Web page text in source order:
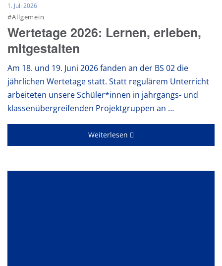
1. Juli 2026
#Allgemein
Wertetage 2026: Lernen, erleben,
mitgestalten
Am 18. und 19. Juni 2026 fanden an der BS 02 die
jährlichen Wertetage statt. Statt regulärem Unterricht
arbeiteten unsere Schüler*innen in jahrgangs- und
klassenübergreifenden Projektgruppen an …
Weiterlesen